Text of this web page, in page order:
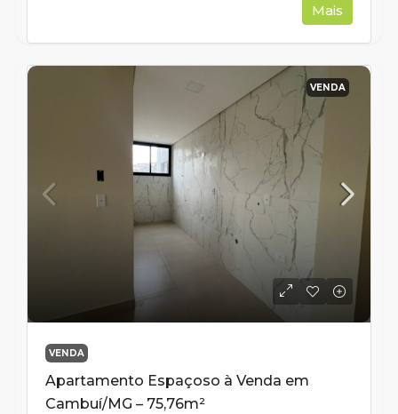
Mais
VENDA
VENDA
Apartamento Espaçoso à Venda em
Cambuí/MG – 75,76m²